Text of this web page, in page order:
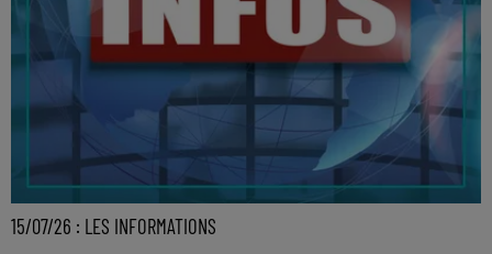
15/07/26 : LES INFORMATIONS